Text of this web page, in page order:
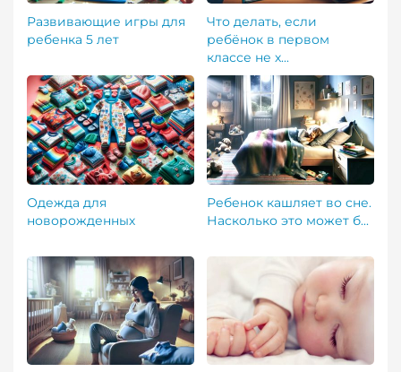
Развивающие игры для
ребенка 5 лет
Одежда для
новорожденных
Что делать, если
ребёнок в первом
классе не х...
Ребенок кашляет во сне.
Насколько это может б...